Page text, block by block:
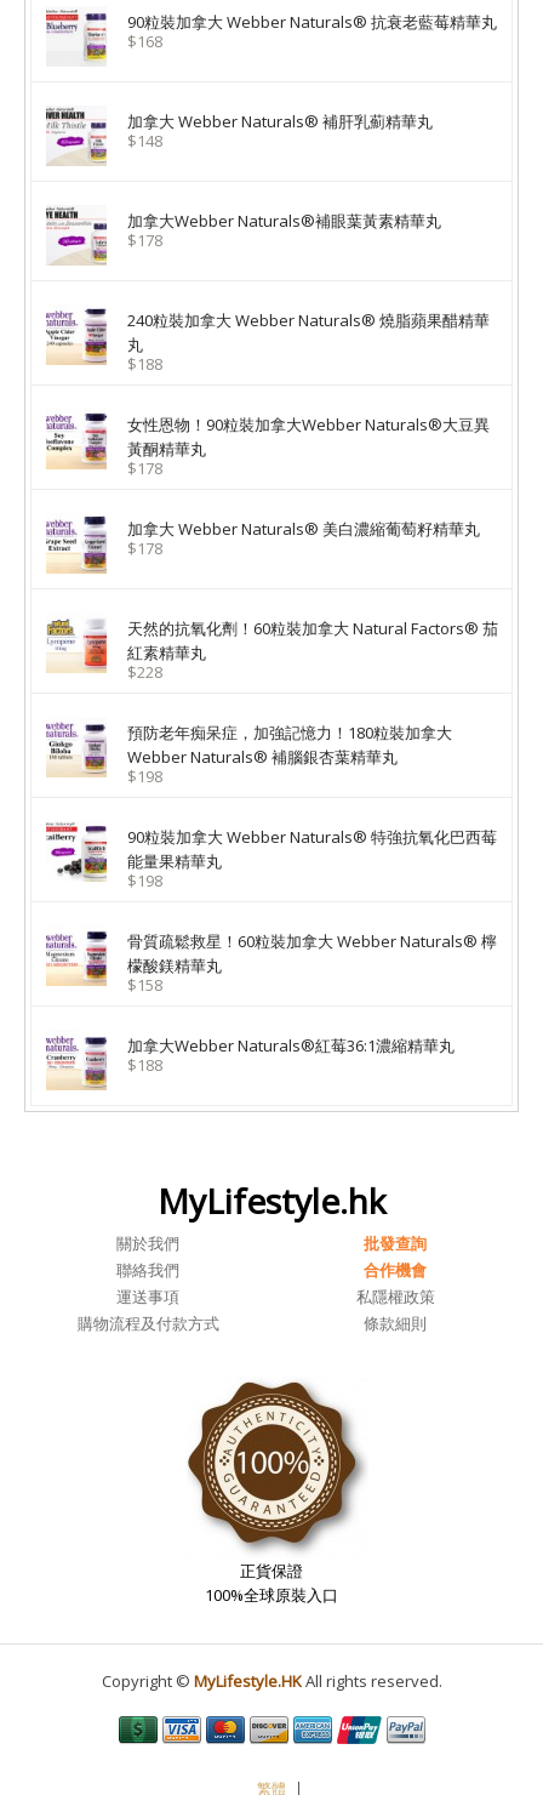
90粒裝加拿大 Webber Naturals® 抗衰老藍莓精華丸
$168
加拿大 Webber Naturals® 補肝乳薊精華丸
$148
加拿大Webber Naturals®補眼葉黃素精華丸
$178
240粒裝加拿大 Webber Naturals® 燒脂蘋果醋精華
丸
$188
女性恩物！90粒裝加拿大Webber Naturals®大豆異
黃酮精華丸
$178
加拿大 Webber Naturals® 美白濃縮葡萄籽精華丸
$178
天然的抗氧化劑！60粒裝加拿大 Natural Factors® 茄
紅素精華丸
$228
預防老年痴呆症，加強記憶力！180粒裝加拿大
Webber Naturals® 補腦銀杏葉精華丸
$198
90粒裝加拿大 Webber Naturals® 特強抗氧化巴西莓
能量果精華丸
$198
骨質疏鬆救星！60粒裝加拿大 Webber Naturals® 檸
檬酸鎂精華丸
$158
加拿大Webber Naturals®紅莓36:1濃縮精華丸
$188
MyLifestyle.hk
關於我們
批發查詢
聯絡我們
合作機會
運送事項
私隱權政策
購物流程及付款方式
條款細則
正貨保證
100%全球原裝入口
Copyright © MyLifestyle.HKAll rights reserved.
繁體